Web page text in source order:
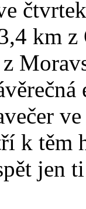
km
k těm
jen